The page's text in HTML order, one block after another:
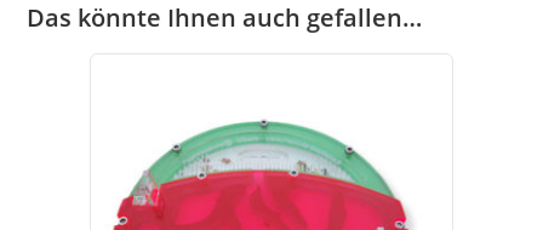
Das könnte Ihnen auch gefallen…